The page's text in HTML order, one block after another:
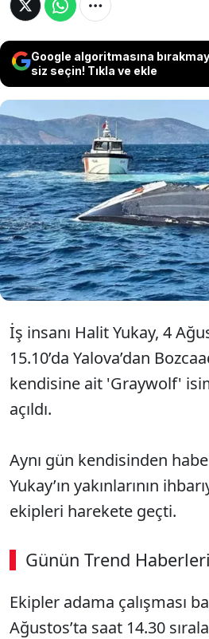
Google algoritmasına
siz seçin! Tıkla ve ekle
Yalova'dan Bozcaada'ya
teknesi, parçalanmış ve
insanı Halit Yukay’ı
devam ediyor. Kurbağa
insanına ait bir ize
İzmir Emniyeti’nden
Altı Robotu (ROV) ile de
başlatıldı.
İş insanı Halit Yukay, 4
15.10’da Yalova’dan
kendisine ait 'Graywolf'
açıldı.
Aynı gün kendisinden
Yukay’ın yakınlarının
ekipleri harekete geçti.
Günün Trend Haberleri
Ekipler adama çalışması
Ağustos’ta saat 14.30